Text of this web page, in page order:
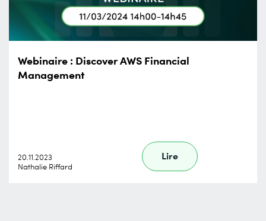
Webinaire : Discover AWS Financial
Management
20.11.2023
Nathalie Riffard
Lire